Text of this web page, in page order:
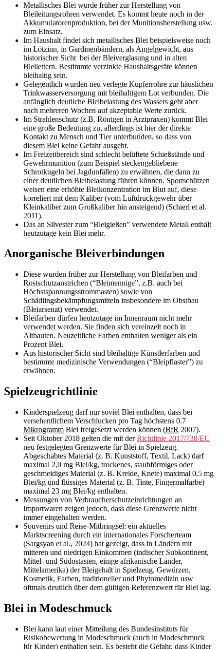
Metallisches Blei wurde früher zur Herstellung von
Bleileitungsrohren verwendet. Es kommt heute noch in der
Akkumulatorenproduktion, bei der Munitionsherstellung usw.
zum Einsatz.
Im Haushalt findet sich metallisches Blei beispielsweise noch
im Lötzinn, in Gardinenbändern, als Angelgewicht, aus
historischer Sicht bei der Bleiverglasung und in alten
Bleilettern. Bestimmte verzinkte Haushaltsgeräte können
bleihaltig sein.
Gelegentlich wurden neu verlegte Kupferrohre zur häuslichen
Trinkwasserversorgung mit bleihaltigem Lot verbunden. Die
anfänglich deutliche Bleibelastung des Wassers geht aber
nach mehreren Wochen auf akzeptable Werte zurück.
Im Strahlenschutz (z.B. Röntgen in Arztpraxen) kommt Blei
eine große Bedeutung zu, allerdings ist hier der direkte
Kontakt zu Mensch und Tier unterbunden, so dass von
diesem Blei keine Gefahr ausgeht.
Im Freizeitbereich sind schlecht belüftete Schießstände und
Gewehrmunition (zum Beispiel steckengebliebene
Schrotkugeln bei Jagdunfällen) zu erwähnen, die dann zu
einer deutlichen Bleibelastung führen können. Sportschützen
weisen eine erhöhte Bleikonzentration im Blut auf, diese
korreliert mit dem Kaliber (vom Luftdruckgewehr über
Kleinkaliber zum Großkaliber hin ansteigend) (Schierl et al.
2011).
Das an Silvester zum “Bleigießen” verwendete Metall enthält
heutzutage kein Blei mehr.
Anorganische Bleiverbindungen
Diese wurden früher zur Herstellung von Bleifarben und
Rostschutzanstrichen (“Bleimennige”, z.B. auch bei
Höchstspannungsstrommasten) sowie von
Schädlingsbekämpfungsmitteln insbesondere im Obstbau
(Bleiarsenat) verwendet.
Bleifarben dürfen heutzutage im Innenraum nicht mehr
verwendet werden. Sie finden sich vereinzelt noch in
Altbauten. Neuzeitliche Farben enthalten weniger als ein
Prozent Blei.
Aus historischer Sicht sind bleihaltige Künstlerfarben und
bestimmte medizinische Verwendungen (“Bleipflaster”) zu
erwähnen.
Spielzeugrichtlinie
Kinderspielzeug darf nur soviel Blei enthalten, dass bei
versehentlichem Verschlucken pro Tag höchstens 0.7
Mikrogramm Blei freigesetzt werden können (BfR 2007).
Seit Oktober 2018 gelten die mit derRichtlinie 2017/738/EU
neu festgelegten Grenzwerte für Blei in Spielzeug.
Abgeschabtes Material (z. B. Kunststoff, Textil, Lack) darf
maximal 2,0 mg Blei/kg, trockenes, staubförmiges oder
geschmeidiges Material (z. B. Kreide, Knete) maximal 0,5 mg
Blei/kg und flüssiges Material (z. B. Tinte, Fingermalfarbe)
maximal 23 mg Blei/kg enthalten.
Messungen von Verbraucherschutzeinrichtungen an
Importwaren zeigen jedoch, dass diese Grenzwerte nicht
immer eingehalten werden.
Souvenirs und Reise-Mitbringsel: ein aktuelles
Marktscreening durch ein internationales Forscherteam
(Sargsyan et al., 2024) hat gezeigt, dass in Ländern mit
mitteren und niedrigen Einkommen (indischer Subkontinent,
Mittel- und Südostasien, einige afrikanische Länder,
Mittelamerika) der Bleigehalt in Spielzeug, Gewürzen,
Kosmetik, Farben, traditioneller und Phytomedizin usw
oftmals deutlich über dem gültigen Referenzwert für Blei lag.
Blei in Modeschmuck
Blei kann laut einer Mitteilung des Bundesinstituts für
Risikobewertung in Modeschmuck (auch in Modeschmuck
für Kinder) enthalten sein. Es besteht die Gefahr, dass Kinder